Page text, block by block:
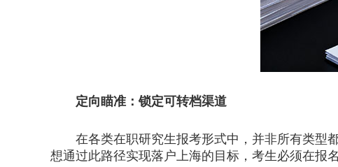
定向瞄准：锁定可转档渠道
在各类在职研究生报考形式中，并非所有类型都
想通过此路径实现落户上海的目标，考生必须在报